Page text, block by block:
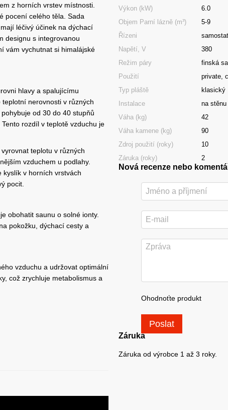
z horních vrstev místnosti.
pocení celého těla. Sada
léčivý účinek na dýchací
designu s integrovanou
vám vychutnat si himalájské
hlavy a spalujícímu
nerovnosti v různých
od 30 do 40 stupňů
rozdíl v teplotě vzduchu je
teplotu v různých
vzduchem u podlahy.
kyslík v horních vrstvách
pocit.
obohatit saunu o solné ionty.
pokožku, dýchací cesty a
vzduchu a udržovat optimální
což zrychluje metabolismus a
Výkon (kW)
6.0
Objem Parní lázně (m³)
5-9
Řízeni
Napětí, V
380
Režim páry
finská
Použití
private,
Typ pláště
klasický
Instalace
na stěnu
Váha (kg)
42
Váha kamene (kg)
90
Zdroj použití (roky)
10
Záruka (roky)
2
Nová recenze nebo
Ohodnoťte produkt
Poslat
Záruka
Záruka od výrobce 1 až 3 roky.